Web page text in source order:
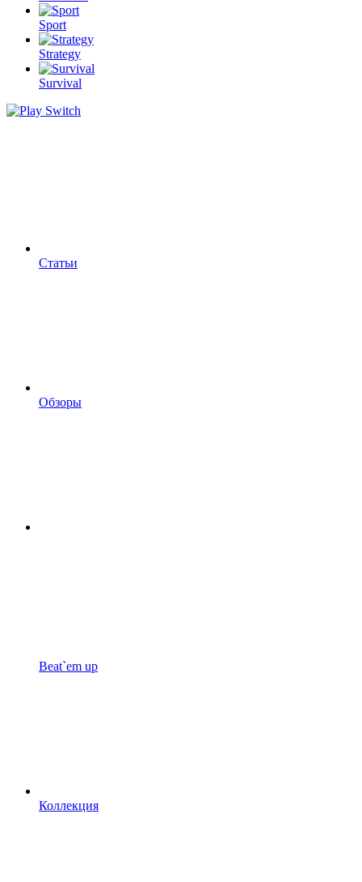
Sport
Strategy
Survival
Статьи
Обзоры
Beat`em up
Коллекция